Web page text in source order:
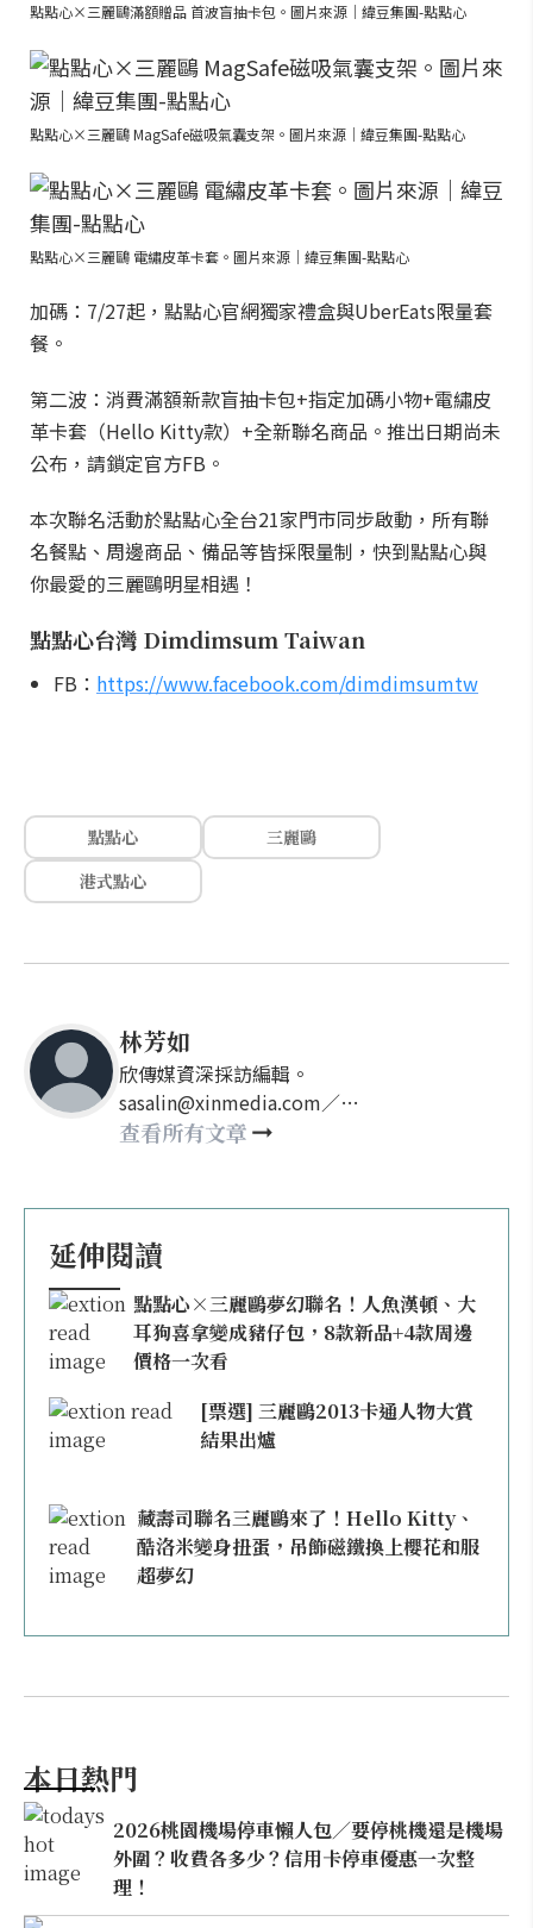
點點心×三麗鷗滿額贈品 首波盲抽卡包。圖片來源｜緯豆集團-點點心
點點心×三麗鷗 MagSafe磁吸氣囊支架。圖片來源｜緯豆集團-點點心
點點心×三麗鷗 電繡皮革卡套。圖片來源｜緯豆集團-點點心
加碼：7/27起，點點心官網獨家禮盒與UberEats限量套
餐。
第二波：消費滿額新款盲抽卡包+指定加碼小物+電繡皮
革卡套（Hello Kitty款）+全新聯名商品。推出日期尚未
公布，請鎖定官方FB。
本次聯名活動於點點心全台21家門市同步啟動，所有聯
名餐點、周邊商品、備品等皆採限量制，快到點點心與
你最愛的三麗鷗明星相遇！
點點心台灣 Dimdimsum Taiwan
FB： https://www.facebook.com/dimdimsumtw
點點心
三麗鷗
港式點心
林芳如
欣傳媒資深採訪編輯。
sasalin@xinmedia.com／
happy21917@gmail.com
查看所有文章
延伸閱讀
點點心×三麗鷗夢幻聯名！人魚漢頓、大
耳狗喜拿變成豬仔包，8款新品+4款周邊
價格一次看
[票選] 三麗鷗2013卡通人物大賞
結果出爐
藏壽司聯名三麗鷗來了！Hello Kitty、
酷洛米變身扭蛋，吊飾磁鐵換上櫻花和服
超夢幻
本日熱門
2026桃園機場停車懶人包／要停桃機還是機場
外圍？收費各多少？信用卡停車優惠一次整
理！